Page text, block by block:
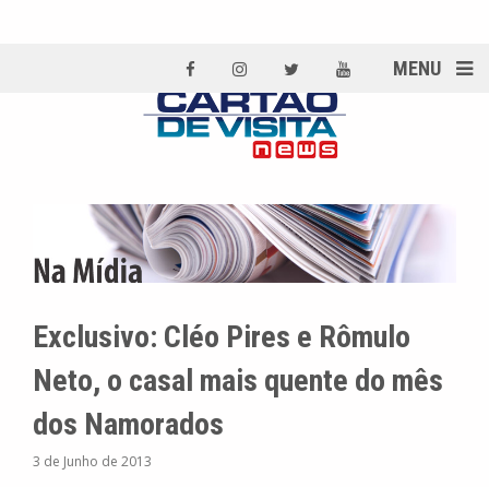
MENU
Exclusivo: Cléo Pires e Rômulo
Neto, o casal mais quente do mês
dos Namorados
3 de Junho de 2013